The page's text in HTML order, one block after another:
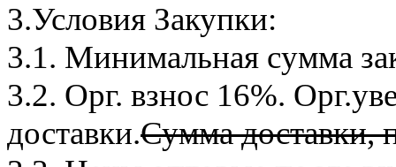
3.Условия Закупки:
3.1. Минимальная сумма
3.2. Орг. взнос 16%.
доставки.Сумма доставки,